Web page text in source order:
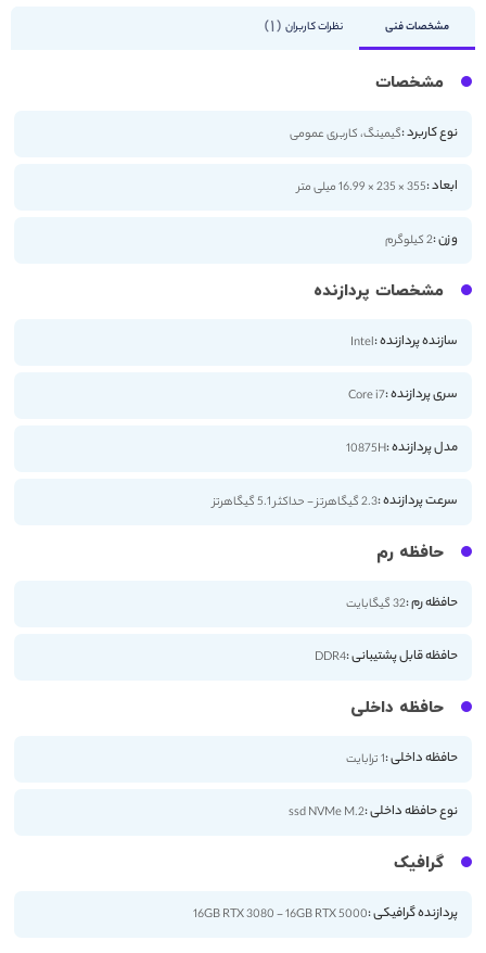
مشخصات فنی نظرات کاربران 1
مشخصات
نوع کاربرد :گیمینگ، کاربری عمومی
ابعاد :355 × 235 × 16.99 میلی متر
وزن :2 کیلوگرم
مشخصات پردازنده
سازنده پردازنده :Intel
سری پردازنده :Core i7
مدل پردازنده :10875H
سرعت پردازنده :2.3 گیگاهرتز - حداکثر 5.1 گیگاهرتز
حافظه رم
حافظه رم :32 گیگابایت
حافظه قابل پشتیبانی :DDR4
حافظه داخلی
حافظه داخلی :1 ترابایت
نوع حافظه داخلی :ssd NVMe M.2
گرافیک
پردازنده گرافیکی :16GB RTX 3080 - 16GB RTX 5000